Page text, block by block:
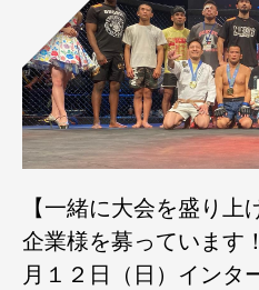
【一緒に大会を盛り
企業様を募っています
月１２日（日）インタ